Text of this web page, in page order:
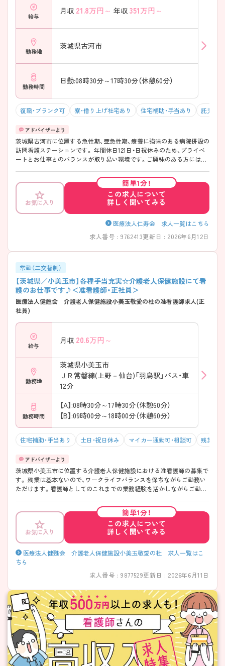
給与
月収 21.8万円～ 年収 351万円～
勤務地
茨城県古河市
勤務時間
日勤:08時30分～17時30分（休憩60分）
復職・ブランク可 寮・借り上げ社宅あり 住宅補助・手当あり 託児所
茨城県古河市に位置する急性期、亜急性期、療養に強味のある病院併設の
訪問看護ステーションです。 年間休日121日・日祝休みのため、プライベ
ートとお仕事とのバランスが取り易い環境です。ご興味のある方には、
お気に入り
簡単1分！
この求人について
詳しく聞いてみる
医療法人仁寿会 求人一覧はこちら
求人番号 : 9762413更新日 : 2026年6月12日
常勤（二交替制）
【茨城県／小美玉市】各種手当充実☆介護老人保健施設にて看
護のお仕事です♪＜准看護師・正社員＞
医療法人健甦会 介護老人保健施設小美玉敬愛の杜の准看護師求人(正
社員)
給与
月収 20.6万円～
勤務地
茨城県小美玉市
ＪＲ常磐線(上野－仙台)「羽鳥駅」バス・車
12分
勤務時間
【A】:08時30分～17時30分（休憩60分）
【B】:09時00分～18時00分（休憩60分）
住宅補助・手当あり 土日・祝日休み マイカー通勤可・相談可 残業10h
茨城県小美玉市に位置する介護老人保健施設における准看護師の募集で
す。 残業は基本ないので、ワークライフバランスを保ちながらご勤務い
ただけます。看護師としてのこれまでの業務経験を活かしながらご勤務
さらに詳細をお話しいたしますのでお気軽にご相談ください！
お気に入り
簡単1分！
この求人について
詳しく聞いてみる
医療法人健甦会 介護老人保健施設小美玉敬愛の杜 求人一覧はこ
ちら
求人番号 : 9877529更新日 : 2026年6月11日